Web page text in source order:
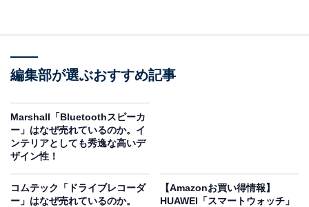
ブラウン「シリーズ5 52-M1200s」は、3連密着ブレード
す。防水設計で丸ごと水洗い・お風呂剃りに対応。キワ
ぞりトリマーとトラベルケースが付属するAmazon.co.jp
限定モデルです。Amazonでの販売価格は税込1万5800円
編集部が選ぶおすすめ記事
Marshall「Bluetoothスピーカ
ー」はなぜ売れているのか。イ
ンテリアとしても秀逸な高いデ
ザイン性！
コムテック「ドライブレコーダ
ー」はなぜ売れているのか。
【Amazonお買い得情報】
HUAWEI「スマートウォッチ」